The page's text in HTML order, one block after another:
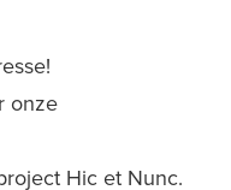
onze
Hic et Nunc.